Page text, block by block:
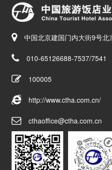
中国北京建国门内大街9号北
010-65126688-7537/7541
100005
http://www.ctha.com.cn/
cthaoffice@ctha.com.cn